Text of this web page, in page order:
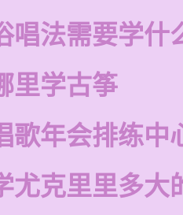
唱法需要学什
里学古筝
歌年会排练中
尤克里里多大